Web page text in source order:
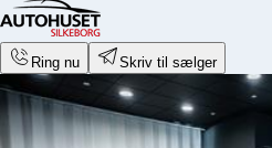
Ring nu Skriv til sælger